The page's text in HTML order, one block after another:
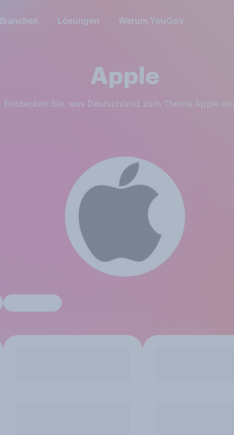
Branchen Lösungen Warum YouGov
Apple
Entdecken Sie, was Deutschland zum Thema Apple